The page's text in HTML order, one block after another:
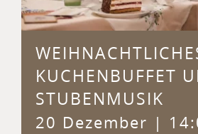
KUCHENBUFFET
STUBENMUSIK
20 Dezember |